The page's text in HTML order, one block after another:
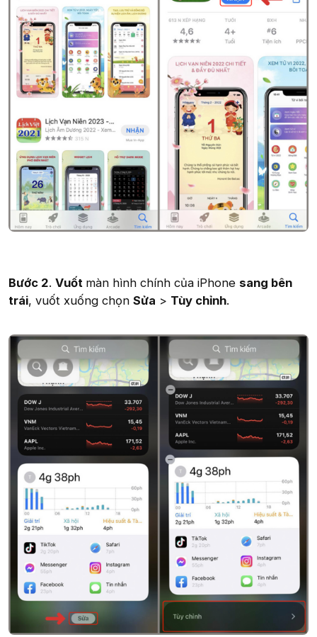
Bước 2. Vuốt màn hình chính của iPhone sang bên
trái, vuốt xuống chọn Sửa > Tùy chỉnh.